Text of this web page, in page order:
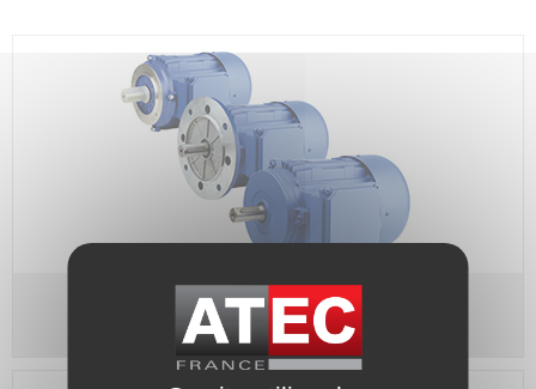
Moteur triphasé 2 vitesses 3000/1500 tr/min